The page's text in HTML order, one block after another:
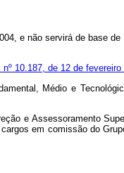
e não servirá de base
nº 10.187, de 12 de fevereiro
Médio e
e Assessoramento
em comissão do